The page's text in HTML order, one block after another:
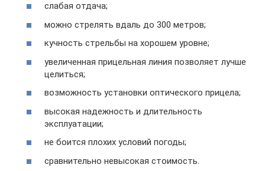
слабая отдача;
можно стрелять вдаль до 300 метров;
кучность стрельбы на хорошем уровне;
увеличенная прицельная линия позволяет лучше
целиться;
возможность установки оптического прицела;
высокая надежность и длительность
эксплуатации;
не боится плохих условий погоды;
сравнительно невысокая стоимость.